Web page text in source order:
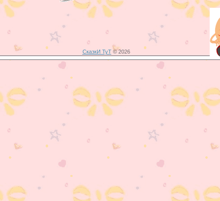
СказкИ ТуТ© 2026